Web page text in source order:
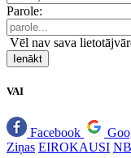
Parole:
Vēl nav sava
Ienākt
VAI
Facebook
Ziņas EIROKAUSI